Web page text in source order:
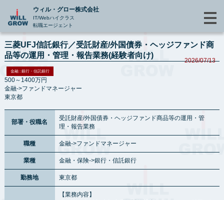
ウィル・グロー株式会社
IT/Webハイクラス
転職エージェント
三菱UFJ信託銀行／受託財産/外国債券・ヘッジファンド商
品等の運用・管理・報告業務(経験者向け)
2026/07/13
金融 : 銀行・信託銀行
500～1400万円
金融->ファンドマネージャー
東京都
部署・役職名
受託財産/外国債券・ヘッジファンド商品等の運用・管
理・報告業務
職種 金融->ファンドマネージャー
業種 金融・保険->銀行・信託銀行
勤務地 東京都
【業務内容】